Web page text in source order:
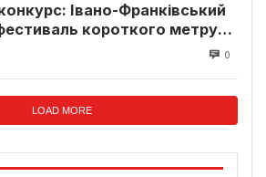
Івано-Франківський
короткого метру
0
LOAD MORE